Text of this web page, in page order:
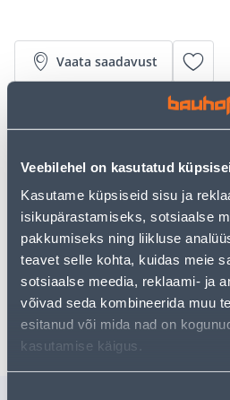
Veebilehel on kasutatud
Kasutame küpsiseid sisu ja
isikupärastamiseks, sotsiaalse
pakkumiseks ning liikluse
teavet selle kohta, kuidas meie
sotsiaalse meedia, reklaami- ja
võivad seda kombineerida muu
esitanud või mida nad on
kasutamise käigus.
Vaata saadavust
• Läbipaistev tooniv õlivaha on
viimistlusvahend puidule
pind ja läbikumav toon. Toon:
• Pind jääb tugev ja
• 14-päevane tagastusõigus.
Eeldatav kojuvedu 3,69 € al. 2-5
Poest kätte, alates 06.08.2026